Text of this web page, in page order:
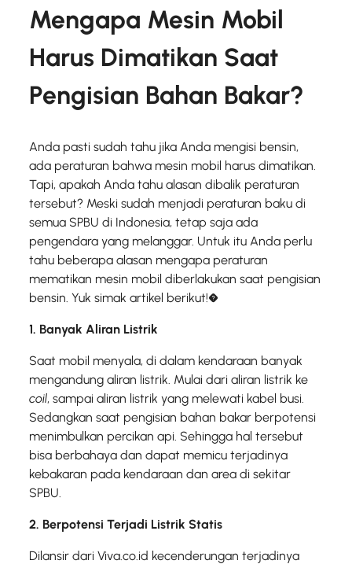
Mengapa Mesin Mobil
Harus Dimatikan Saat
Pengisian Bahan Bakar?
Anda pasti sudah tahu jika Anda mengisi bensin,
ada peraturan bahwa mesin mobil harus dimatikan.
Tapi, apakah Anda tahu alasan dibalik peraturan
tersebut? Meski sudah menjadi peraturan baku di
semua SPBU di Indonesia, tetap saja ada
pengendara yang melanggar. Untuk itu Anda perlu
tahu beberapa alasan mengapa peraturan
mematikan mesin mobil diberlakukan saat pengisian
bensin. Yuk simak artikel berikut!�
1. Banyak Aliran Listrik
Saat mobil menyala, di dalam kendaraan banyak
mengandung aliran listrik. Mulai dari aliran listrik ke
coil, sampai aliran listrik yang melewati kabel busi.
Sedangkan saat pengisian bahan bakar berpotensi
menimbulkan percikan api. Sehingga hal tersebut
bisa berbahaya dan dapat memicu terjadinya
kebakaran pada kendaraan dan area di sekitar
SPBU.
2. Berpotensi Terjadi Listrik Statis
Dilansir dari Viva.co.id kecenderungan terjadinya